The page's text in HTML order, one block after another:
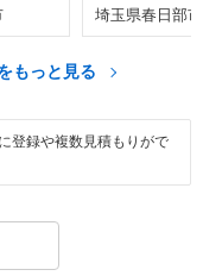
埼玉県春日部市
もっと見る
登録や複数見積もりがで